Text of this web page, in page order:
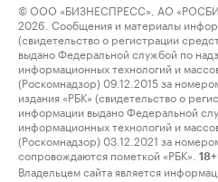
© ООО «БИЗНЕСПРЕСС», АО
2026. Сообщения и материалы
(свидетельство о регистрации
выдано Федеральной службой по
информационных технологий и
(Роскомнадзор) 09.12.2015 за
издания «РБК» (свидетельство о
информации выдано Федеральной
информационных технологий и
(Роскомнадзор) 03.12.2021 за
сопровождаются пометкой «РБК».
18+
Владельцем сайта является